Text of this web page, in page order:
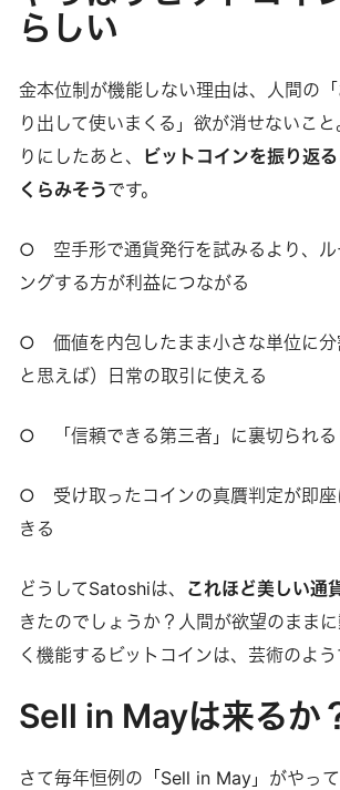
らしい
金本位制が機能しない理由は、人間の
り出して使いまくる」欲が消せないこ
りにしたあと、
ビットコインを振り返
くらみそうです。
○ 空手形で通貨発行を試みるより、ル
ングする方が利益につながる
○ 価値を内包したまま小さな単位に分
と思えば）日常の取引に使える
○ 「信頼できる第三者」に裏切られる
○ 受け取ったコインの真贋判定が即座
きる
どうしてSatoshiは、 これほど美しい通
きたのでしょうか？人間が欲望のまま
く機能するビットコインは、芸術のよう
Sell in Mayは来るか
さて毎年恒例の「Sell in May」がやっ